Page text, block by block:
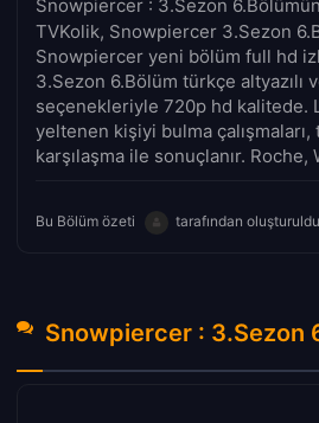
Snowpiercer : 3.Sezon
TVKolik, Snowpiercer 3.Sezon
Snowpiercer yeni bölüm full hd
3.Sezon 6.Bölüm türkçe altyazılı
seçenekleriyle 720p hd kalitede.
yeltenen kişiyi bulma
karşılaşma ile sonuçlanır.
Bu Bölüm özeti tarafından